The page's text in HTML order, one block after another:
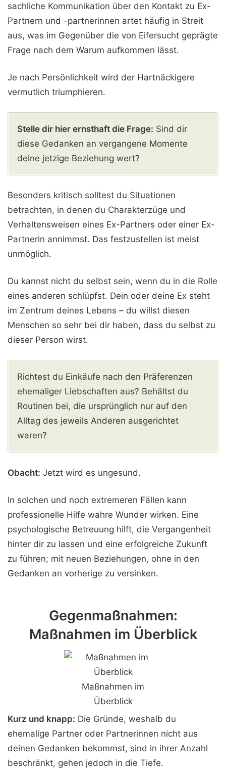
sachliche Kommunikation über den Kontakt zu Ex-
Partnern und -partnerinnen artet häufig in Streit
aus, was im Gegenüber die von Eifersucht geprägte
Frage nach dem Warum aufkommen lässt.
Je nach Persönlichkeit wird der Hartnäckigere
vermutlich triumphieren.
Stelle dir hier ernsthaft die Frage: Sind dir
diese Gedanken an vergangene Momente
deine jetzige Beziehung wert?
Besonders kritisch solltest du Situationen
betrachten, in denen du Charakterzüge und
Verhaltensweisen eines Ex-Partners oder einer Ex-
Partnerin annimmst. Das festzustellen ist meist
unmöglich.
Du kannst nicht du selbst sein, wenn du in die Rolle
eines anderen schlüpfst. Dein oder deine Ex steht
im Zentrum deines Lebens – du willst diesen
Menschen so sehr bei dir haben, dass du selbst zu
dieser Person wirst.
Richtest du Einkäufe nach den Präferenzen
ehemaliger Liebschaften aus? Behältst du
Routinen bei, die ursprünglich nur auf den
Alltag des jeweils Anderen ausgerichtet
waren?
Obacht: Jetzt wird es ungesund.
In solchen und noch extremeren Fällen kann
professionelle Hilfe wahre Wunder wirken. Eine
psychologische Betreuung hilft, die Vergangenheit
hinter dir zu lassen und eine erfolgreiche Zukunft
zu führen; mit neuen Beziehungen, ohne in den
Gedanken an vorherige zu versinken.
Gegenmaßnahmen:
Maßnahmen im Überblick
Maßnahmen im
Überblick
Kurz und knapp: Die Gründe, weshalb du
ehemalige Partner oder Partnerinnen nicht aus
deinen Gedanken bekommst, sind in ihrer Anzahl
beschränkt, gehen jedoch in die Tiefe.